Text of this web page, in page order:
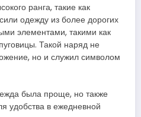
ранга, такие как
одежду из более дорогих
элементами, такими как
Такой наряд не
но и служил символом
была проще, но также
удобства в ежедневной